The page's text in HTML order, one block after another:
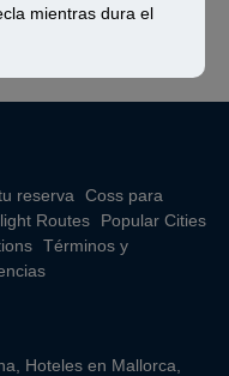
mientras dura el
reserva
Coss para
Routes
Popular Cities
Términos y
Hoteles en Mallorca